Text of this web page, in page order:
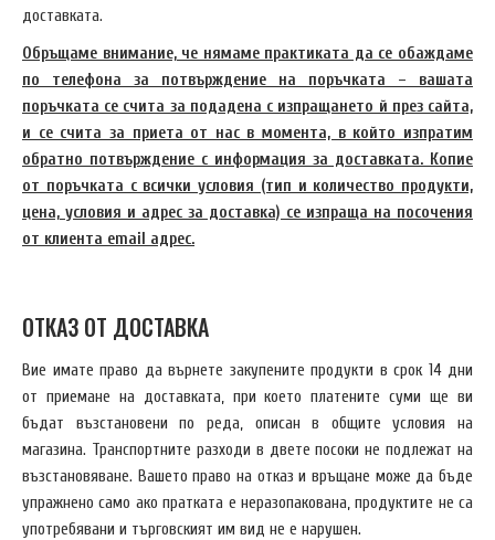
доставката.
Обръщаме внимание, че нямаме практиката да се обаждаме
по телефона за потвърждение на поръчката – вашата
поръчката се счита за подадена с изпращането й през сайта,
и се счита за приета от нас в момента, в който изпратим
обратно потвърждение с информация за доставката. Копие
от поръчката с всички условия (тип и количество продукти,
цена, условия и адрес за доставка) се изпраща на посочения
от клиента email адрес.
ОТКАЗ ОТ ДОСТАВКА
Вие имате право да върнете закупените продукти в срок 14 дни
от приемане на доставката, при което платените суми ще ви
бъдат възстановени по реда, описан в общите условия на
магазина. Транспортните разходи в двете посоки не подлежат на
възстановяване. Вашето право на отказ и връщане може да бъде
упражнено само ако пратката е неразопакована, продуктите не са
употребявани и търговският им вид не е нарушен.